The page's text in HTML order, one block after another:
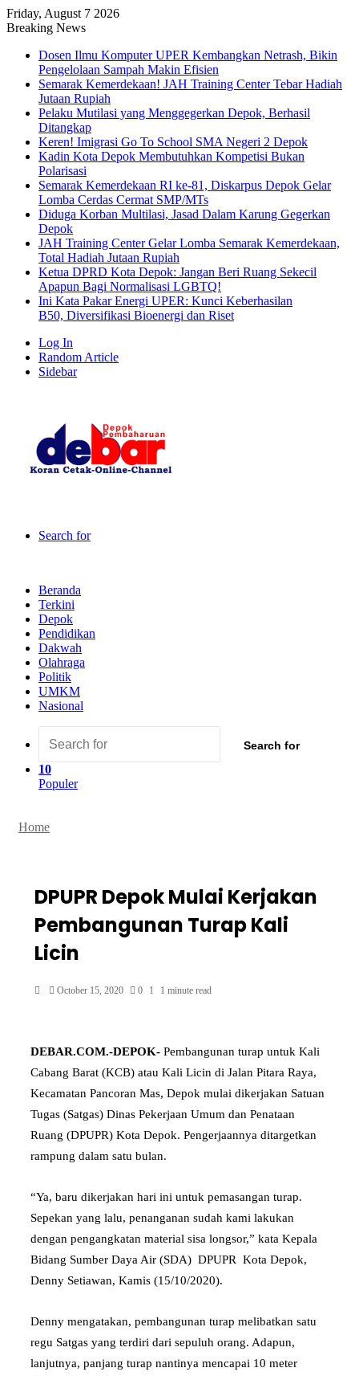
Friday, August 7 2026
Breaking News
Dosen Ilmu Komputer UPER Kembangkan Netrash, Bikin
Pengelolaan Sampah Makin Efisien
Semarak Kemerdekaan! JAH Training Center Tebar Hadiah
Jutaan Rupiah
Pelaku Mutilasi yang Menggegerkan Depok, Berhasil
Ditangkap
Keren! Imigrasi Go To School SMA Negeri 2 Depok
Kadin Kota Depok Membutuhkan Kompetisi Bukan
Polarisasi
Semarak Kemerdekaan RI ke-81, Diskarpus Depok Gelar
Lomba Cerdas Cermat SMP/MTs
Diduga Korban Multilasi, Jasad Dalam Karung Gegerkan
Depok
JAH Training Center Gelar Lomba Semarak Kemerdekaan,
Total Hadiah Jutaan Rupiah
Ketua DPRD Kota Depok: Jangan Beri Ruang Sekecil
Apapun Bagi Normalisasi LGBTQ!
Ini Kata Pakar Energi UPER: Kunci Keberhasilan
B50, Diversifikasi Bioenergi dan Riset
Log In
Random Article
Sidebar
Search for
Beranda
Terkini
Depok
Pendidikan
Dakwah
Olahraga
Politik
UMKM
Nasional
Search for
10
Populer
Home
DPUPR Depok Mulai Kerjakan
Pembangunan Turap Kali
Licin
October 15, 2020 0 1 1 minute read
DEBAR.COM.-DEPOK- Pembangunan turap untuk Kali
Cabang Barat (KCB) atau Kali Licin di Jalan Pitara Raya,
Kecamatan Pancoran Mas, Depok mulai dikerjakan Satuan
Tugas (Satgas) Dinas Pekerjaan Umum dan Penataan
Ruang (DPUPR) Kota Depok. Pengerjaannya ditargetkan
rampung dalam satu bulan.
“Ya, baru dikerjakan hari ini untuk pemasangan turap.
Sepekan yang lalu, penanganan sudah kami lakukan
dengan pengangkatan material sisa longsor,” kata Kepala
Bidang Sumber Daya Air (SDA) DPUPR Kota Depok,
Denny Setiawan, Kamis (15/10/2020).
Denny mengatakan, pembangunan turap melibatkan satu
regu Satgas yang terdiri dari sepuluh orang. Adapun,
lanjutnya, panjang turap nantinya mencapai 10 meter